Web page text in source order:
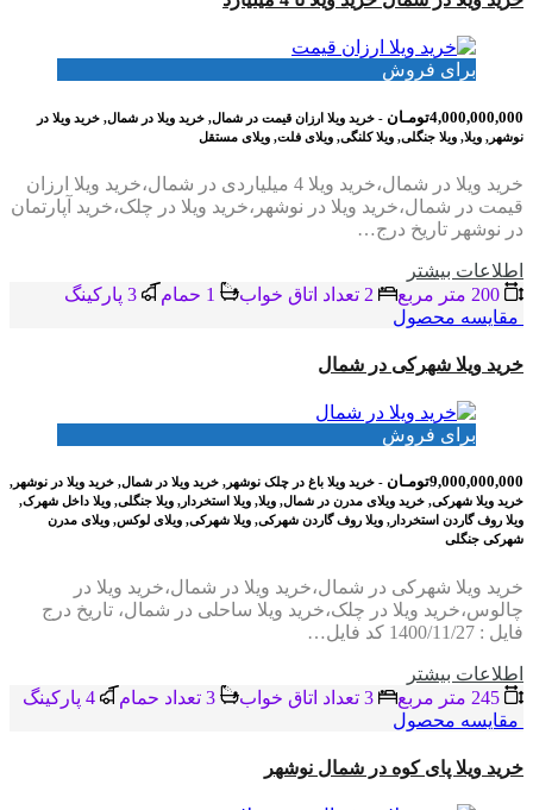
برای فروش
4,000,000,000تومـان
- خرید ویلا ارزان قیمت در شمال, خرید ویلا در شمال, خرید ویلا در
نوشهر, ویلا, ویلا جنگلی, ویلا کلنگی, ویلای فلت, ویلای مستقل
خرید ویلا در شمال،خرید ویلا 4 میلیاردی در شمال،خرید ویلا ارزان
قیمت در شمال،خرید ویلا در نوشهر،خرید ویلا در چلک،خرید آپارتمان
در نوشهر تاریخ درج…
اطلاعات بيشتر
مقایسه محصول
خرید ویلا شهرکی در شمال
برای فروش
9,000,000,000تومـان
- خرید ویلا باغ در چلک نوشهر, خرید ویلا در شمال, خرید ویلا در نوشهر,
خرید ویلا شهرکی, خرید ویلای مدرن در شمال, ویلا, ویلا استخردار, ویلا جنگلی, ویلا داخل شهرک,
ویلا روف گاردن استخردار, ویلا روف گاردن شهرکی, ویلا شهرکی, ویلای لوکس, ویلای مدرن
شهرکی جنگلی
خرید ویلا شهرکی در شمال،خرید ویلا در شمال،خرید ویلا در
چالوس،خرید ویلا در چلک،خرید ویلا ساحلی در شمال، تاریخ درج
فایل : 1400/11/27 کد فایل…
اطلاعات بيشتر
مقایسه محصول
خرید ویلا پای کوه در شمال نوشهر